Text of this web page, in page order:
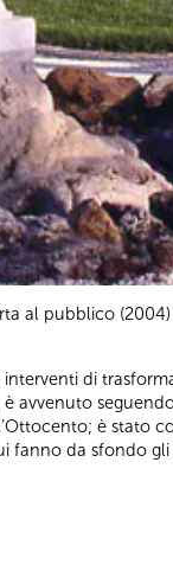
al pubblico
di
avvenuto
è stato
da sfondo